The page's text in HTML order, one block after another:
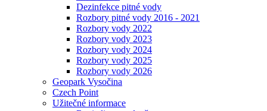
Dezinfekce pitné vody
Rozbory pitné vody 2016 - 2021
Rozbory vody 2022
Rozbory vody 2023
Rozbory vody 2024
Rozbory vody 2025
Rozbory vody 2026
Geopark Vysočina
Czech Point
Užitečné informace